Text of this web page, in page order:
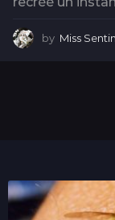
by Miss